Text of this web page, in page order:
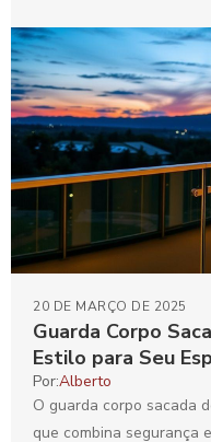
Guarda Corpo
Estilo para Seu
20 DE MARÇO DE 2025
Por:Alberto
O guarda corpo sacada
que combina segurança